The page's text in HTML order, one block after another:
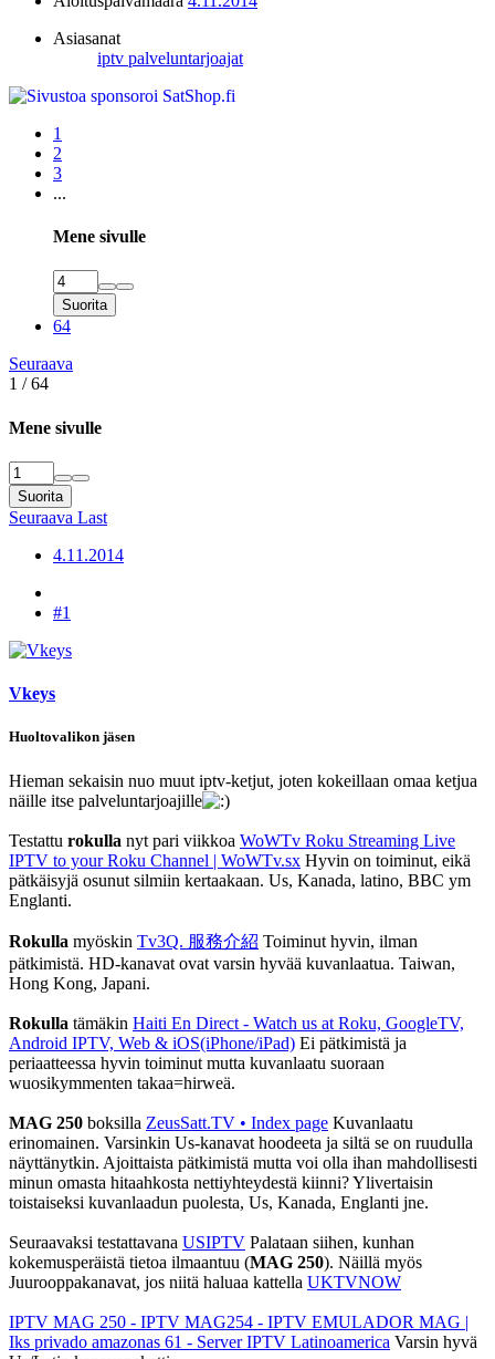
Asiasanat
iptv palveluntarjoajat
1
2
3
...
Mene sivulle
Suorita
64
Seuraava
1 / 64
Mene sivulle
Suorita
Seuraava Last
4.11.2014
#1
Vkeys
Huoltovalikon jäsen
Hieman sekaisin nuo muut iptv-ketjut, joten kokeillaan omaa ketjua
näille itse palveluntarjoajille
Testattu rokulla nyt pari viikkoa WoWTv Roku Streaming Live
IPTV to your Roku Channel | WoWTv.sx Hyvin on toiminut, eikä
pätkäisyjä osunut silmiin kertaakaan. Us, Kanada, latino, BBC ym
Englanti.
Rokulla myöskin Tv3Q. 服務介紹 Toiminut hyvin, ilman
pätkimistä. HD-kanavat ovat varsin hyvää kuvanlaatua. Taiwan,
Hong Kong, Japani.
Rokulla tämäkin Haiti En Direct - Watch us at Roku, GoogleTV,
Android IPTV, Web & iOS(iPhone/iPad) Ei pätkimistä ja
periaatteessa hyvin toiminut mutta kuvanlaatu suoraan
wuosikymmenten takaa=hirweä.
MAG 250 boksilla ZeusSatt.TV • Index page Kuvanlaatu
erinomainen. Varsinkin Us-kanavat hoodeeta ja siltä se on ruudulla
näyttänytkin. Ajoittaista pätkimistä mutta voi olla ihan mahdollisesti
minun omasta hitaahkosta nettiyhteydestä kiinni? Ylivertaisin
toistaiseksi kuvanlaadun puolesta, Us, Kanada, Englanti jne.
Seuraavaksi testattavana USIPTV Palataan siihen, kunhan
kokemusperäistä tietoa ilmaantuu (MAG 250). Näillä myös
Juurooppakanavat, jos niitä haluaa kattella UKTVNOW
IPTV MAG 250 - IPTV MAG254 - IPTV EMULADOR MAG |
Iks privado amazonas 61 - Server IPTV Latinoamerica Varsin hyvä